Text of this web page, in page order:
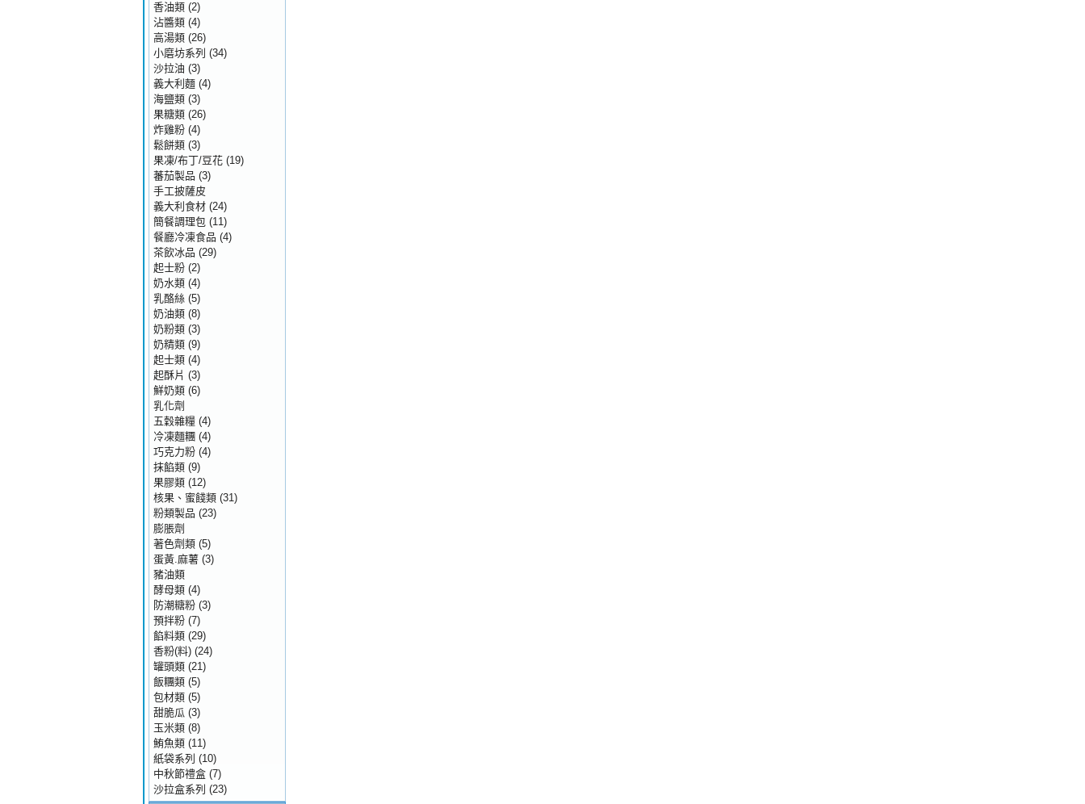
香油類 (2)
沾醬類 (4)
高湯類 (26)
小磨坊系列 (34)
沙拉油 (3)
義大利麵 (4)
海鹽類 (3)
果糖類 (26)
炸雞粉 (4)
鬆餅類 (3)
果凍/布丁/豆花 (19)
蕃茄製品 (3)
手工披薩皮
義大利食材 (24)
簡餐調理包 (11)
餐廳冷凍食品 (4)
茶飲冰品 (29)
起士粉 (2)
奶水類 (4)
乳酪絲 (5)
奶油類 (8)
奶粉類 (3)
奶精類 (9)
起士類 (4)
起酥片 (3)
鮮奶類 (6)
乳化劑
五穀雜糧 (4)
冷凍麵糰 (4)
巧克力粉 (4)
抹餡類 (9)
果膠類 (12)
核果、蜜餞類 (31)
粉類製品 (23)
膨脹劑
著色劑類 (5)
蛋黃.麻薯 (3)
豬油類
酵母類 (4)
防潮糖粉 (3)
預拌粉 (7)
餡料類 (29)
香粉(料) (24)
罐頭類 (21)
飯糰類 (5)
包材類 (5)
甜脆瓜 (3)
玉米類 (8)
鮪魚類 (11)
紙袋系列 (10)
中秋節禮盒 (7)
沙拉盒系列 (23)